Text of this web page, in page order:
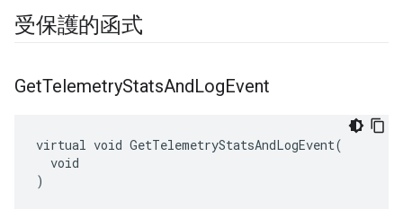
受保護的函式
GetTelemetryStatsAndLogEvent
virtual void GetTelemetryStatsAndLogEvent(
  void
)